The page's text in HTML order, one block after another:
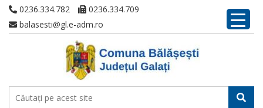
0236.334.782
0236.334.709
balasesti@gl.e-adm.ro